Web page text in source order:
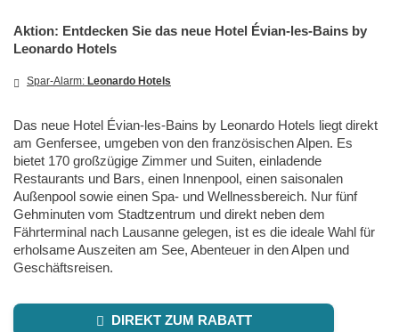
Aktion: Entdecken Sie das neue Hotel Évian-les-Bains by
Leonardo Hotels
Spar-Alarm: Leonardo Hotels
Das neue Hotel Évian-les-Bains by Leonardo Hotels liegt direkt
am Genfersee, umgeben von den französischen Alpen. Es
bietet 170 großzügige Zimmer und Suiten, einladende
Restaurants und Bars, einen Innenpool, einen saisonalen
Außenpool sowie einen Spa- und Wellnessbereich. Nur fünf
Gehminuten vom Stadtzentrum und direkt neben dem
Fährterminal nach Lausanne gelegen, ist es die ideale Wahl für
erholsame Auszeiten am See, Abenteuer in den Alpen und
Geschäftsreisen.
DIREKT ZUM RABATT